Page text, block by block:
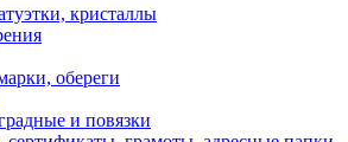
кристаллы
обереги
и повязки